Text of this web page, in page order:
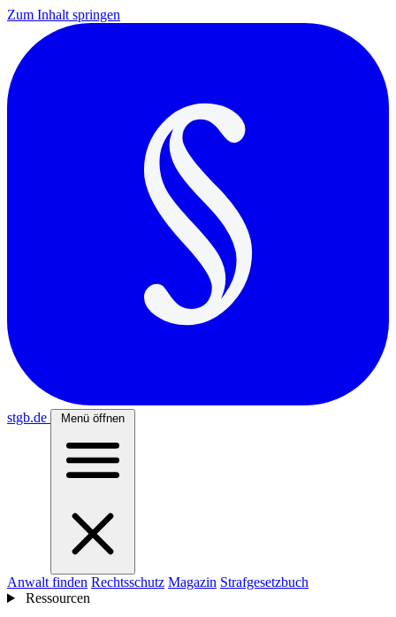
Zum Inhalt springen
stgb.de Menü öffnen
Anwalt finden Rechtsschutz Magazin Strafgesetzbuch
Ressourcen